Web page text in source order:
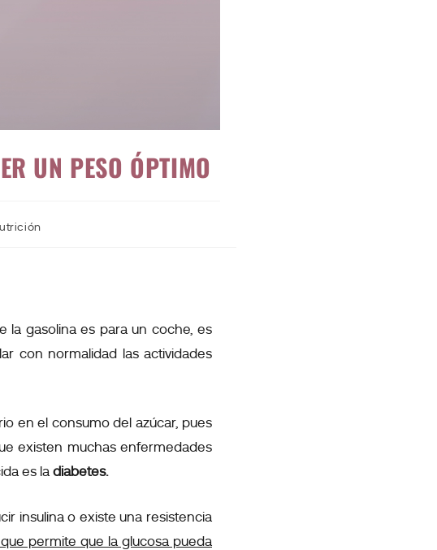
UN PESO ÓPTIMO
gasolina es para un coche, es
con normalidad las actividades
en el consumo del azúcar, pues
existen muchas enfermedades
es la diabetes.
insulina o existe una resistencia
permite que la glucosa pueda